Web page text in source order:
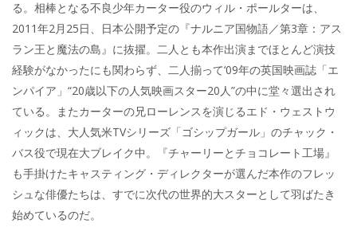
る。相棒となる不良少年カーター役のウィル・ポールターは、
2011年2月25日、日本公開予定の『ナルニア国物語／第3章：アス
ラン王と魔法の島』に抜擢。二人とも本作出演までほとんど演技
経験がなかったにも関わらず、二人揃って‘09年の英国映画誌「エ
ンパイア」“20歳以下の人気映画スター20人”の中に堂々選出され
ている。またカーターの兄ローレンスを演じるエド・ウェストウ
ィックは、大人気米TVシリーズ「ゴシップガール」のチャック・
バス役で現在大ブレイク中。『チャーリーとチョコレート工場』
も手掛けたキャスティング・ディレクターが選んだ本作のフレッ
シュな俳優たちは、すでに次代の世界的大スターとして羽ばたき
始めているのだ。